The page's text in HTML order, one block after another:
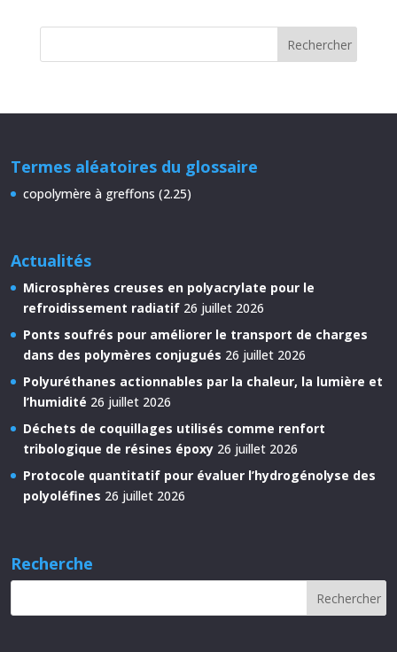
Termes aléatoires du glossaire
copolymère à greffons (2.25)
Actualités
Microsphères creuses en polyacrylate pour le
refroidissement radiatif 26 juillet 2026
Ponts soufrés pour améliorer le transport de charges
dans des polymères conjugués 26 juillet 2026
Polyuréthanes actionnables par la chaleur, la lumière et
l’humidité 26 juillet 2026
Déchets de coquillages utilisés comme renfort
tribologique de résines époxy 26 juillet 2026
Protocole quantitatif pour évaluer l’hydrogénolyse des
polyoléfines 26 juillet 2026
Recherche